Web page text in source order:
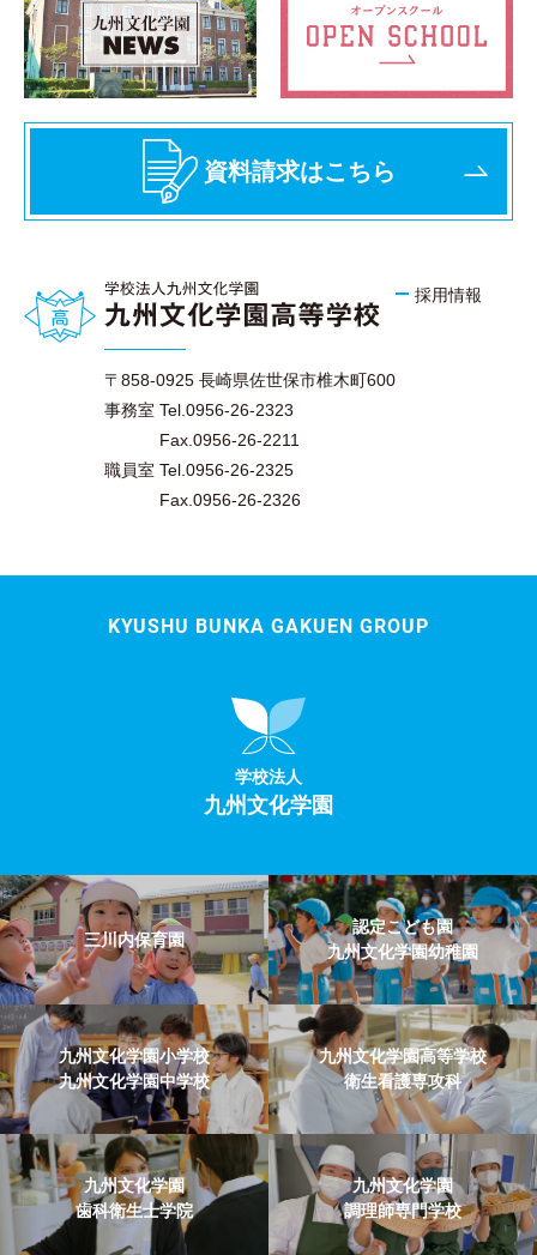
資料請求はこちら
〒858-0925 長崎県佐世保市椎木町600
事務室 Tel.0956-26-2323
Fax.0956-26-2211
職員室 Tel.0956-26-2325
Fax.0956-26-2326
採用情報
KYUSHU BUNKA GAKUEN GROUP
学校法人
九州文化学園
三川内保育園
認定こども園
九州文化学園幼稚園
九州文化学園小学校
九州文化学園中学校
九州文化学園高等学校
衛生看護専攻科
九州文化学園
歯科衛生士学院
九州文化学園
調理師専門学校